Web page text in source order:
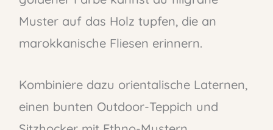
Muster auf das Holz tupfen, die an
marokkanische Fliesen erinnern.
Kombiniere dazu orientalische Laternen,
einen bunten Outdoor-Teppich und